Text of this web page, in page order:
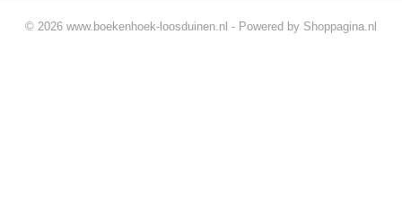
© 2026 www.boekenhoek-loosduinen.nl - Powered by Shoppagina.nl